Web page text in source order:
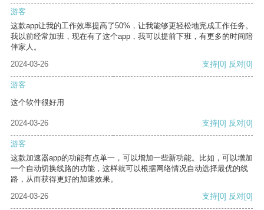
游客
这款app让我的工作效率提高了50%，让我能够更轻松地完成工作任务。
我以前经常加班，现在有了这个app，我可以提前下班，有更多的时间陪
伴家人。
2024-03-26
支持[0] 反对[0]
游客
这个软件很好用
2024-03-26 支持[0] 反对[0]
游客
这款加速器app的功能有点单一，可以增加一些新功能。比如，可以增加
一个自动切换线路的功能，这样就可以根据网络情况自动选择最优的线
路，从而获得更好的加速效果。
2024-03-26
支持[0] 反对[0]